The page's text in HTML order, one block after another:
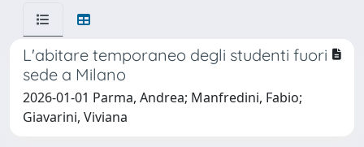
L'abitare temporaneo degli studenti fuori
sede a Milano
2026-01-01 Parma, Andrea; Manfredini, Fabio;
Giavarini, Viviana